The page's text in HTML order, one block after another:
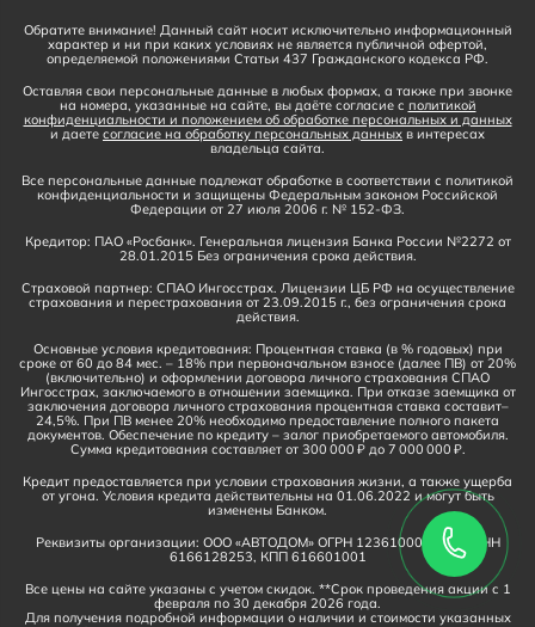
Обратите внимание! Данный сайт носит исключительно информационный
характер и ни при каких условиях не является публичной офертой,
определяемой положениями Статьи 437 Гражданского кодекса РФ.
Оставляя свои персональные данные в любых формах, а также при звонке
на номера, указанные на сайте, вы даёте согласие с политикой
конфиденциальности и положением об обработке персональных и данных
и даете согласие на обработку персональных данных в интересах
владельца сайта.
Все персональные данные подлежат обработке в соответствии с политикой
конфиденциальности и защищены Федеральным законом Российской
Федерации от 27 июля 2006 г. № 152-ФЗ.
Кредитор: ПАО «Росбанк». Генеральная лицензия Банка России №2272 от
28.01.2015 Без ограничения срока действия.
Страховой партнер: СПАО Ингосстрах. Лицензии ЦБ РФ на осуществление
страхования и перестрахования от 23.09.2015 г., без ограничения срока
действия.
Основные условия кредитования: Процентная ставка (в % годовых) при
сроке от 60 до 84 мес. – 18% при первоначальном взносе (далее ПВ) от 20%
(включительно) и оформлении договора личного страхования СПАО
Ингосстрах, заключаемого в отношении заемщика. При отказе заемщика от
заключения договора личного страхования процентная ставка составит–
24,5%. При ПВ менее 20% необходимо предоставление полного пакета
документов. Обеспечение по кредиту – залог приобретаемого автомобиля.
Сумма кредитования составляет от 300 000 ₽ до 7 000 000 ₽.
Кредит предоставляется при условии страхования жизни, а также ущерба
от угона. Условия кредита действительны на 01.06.2022 и могут быть
изменены Банком.
Реквизиты организации: ООО «АВТОДОМ» ОГРН 1236100016910, ИНН
6166128253, КПП 616601001
Все цены на сайте указаны с учетом скидок. **Срок проведения акции с 1
февраля по 30 декабря 2026 года.
Для получения подробной информации о наличии и стоимости указанных